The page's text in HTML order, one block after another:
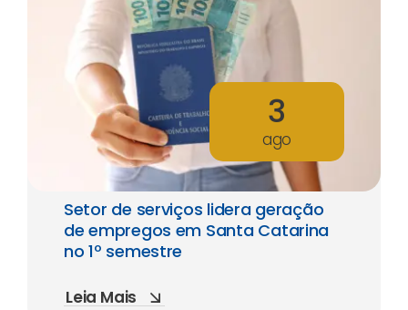
3
ago
Setor de serviços lidera geração
de empregos em Santa Catarina
no 1º semestre
Leia Mais